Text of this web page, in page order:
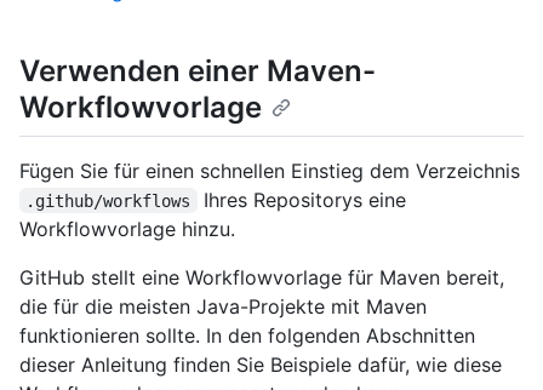
Verwenden einer Maven-
Workflowvorlage
Fügen Sie für einen schnellen Einstieg dem Verzeichnis
.github/workflows
Ihres Repositorys eine
Workflowvorlage hinzu.
GitHub stellt eine Workflowvorlage für Maven bereit,
die für die meisten Java-Projekte mit Maven
funktionieren sollte. In den folgenden Abschnitten
dieser Anleitung finden Sie Beispiele dafür, wie diese